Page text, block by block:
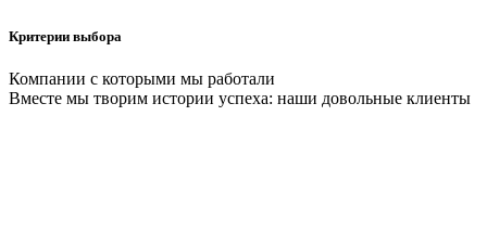
Критерии выбора
Компании с которыми мы работали
Вместе мы творим истории успеха: наши довольные клиенты